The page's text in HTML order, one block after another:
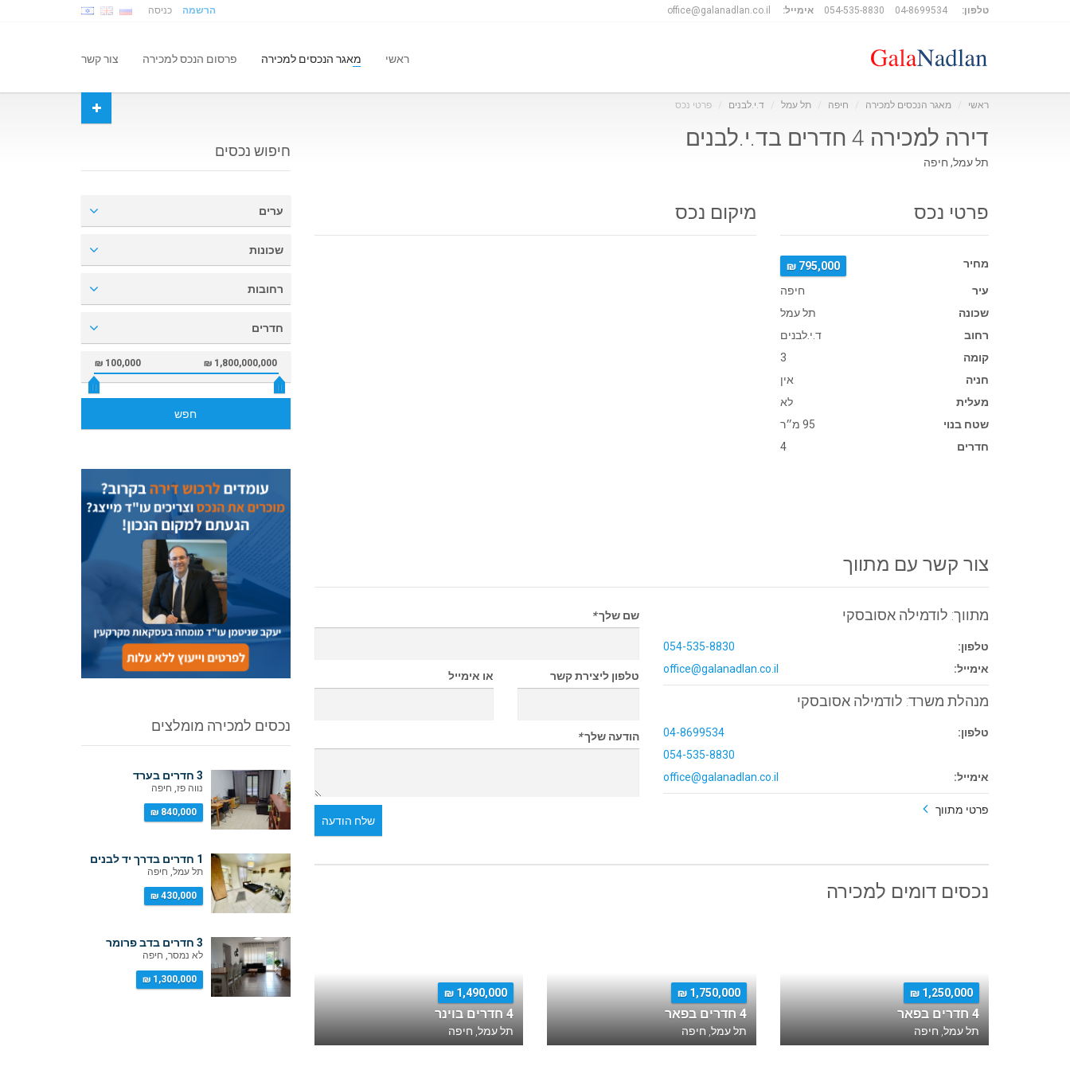
טלפון: 04-8699534
054-535-8830 אימייל: office@galanadlan.co.il הרשמה כניסה
ראשי מאגר הנכסים למכירה פרסום הנכס למכירה צור קשר
ראשי מאגר הנכסים למכירה חיפה תל עמל ד.י.לבנים פרטי נכס
דירה למכירה 4 חדרים בד.י.לבנים
תל עמל, חיפה
פרטי נכס
מחיר
795,000 ₪
עיר
חיפה
שכונה
תל עמל
רחוב
ד.י.לבנים
קומה
3
חניה
אין
מעלית
לא
שטח בנוי
95 מ״ר
חדרים
4
מיקום נכס
צור קשר עם מתווך
מתווך: לודמילה אסובסקי
טלפון:
054-535-8830
אימייל:
office@galanadlan.co.il
מנהלת משרד: לודמילה אסובסקי
טלפון:
04-8699534
054-535-8830
אימייל:
office@galanadlan.co.il
פרטי מתווך
שם שלך*
טלפון ליצירת קשר או אימייל
הודעה שלך*
שלח הודעה
נכסים דומים למכירה
1,250,000 ₪
4 חדרים בפאר
תל עמל, חיפה
1,750,000 ₪
4 חדרים בפאר
תל עמל, חיפה
1,490,000 ₪
4 חדרים בוינר
תל עמל, חיפה
חיפוש נכסים
ערים
שכונות
רחובות
חדרים
100,000 ₪ 1,800,000,000 ₪
חפש
נכסים למכירה מומלצים
3 חדרים בערד
נווה פז, חיפה
840,000 ₪
1 חדרים בדרך יד לבנים
תל עמל, חיפה
430,000 ₪
3 חדרים בדב פרומר
לא נמסר, חיפה
1,300,000 ₪